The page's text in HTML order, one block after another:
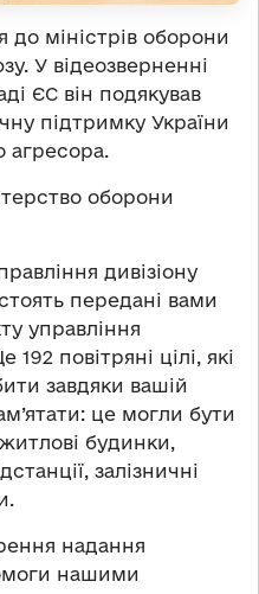
міністрів оборони
У відеозверненні
ЄС він подякував
підтримку України
агресора.
оборони
дивізіону
передані вами
управління
повітряні цілі, які
завдяки вашій
це могли бути
будинки,
залізничні
надання
нашими